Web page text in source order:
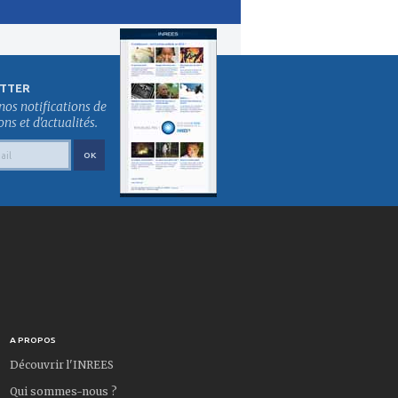
notifications de
et d'actualités.
A PROPOS
Découvrir l'INREES
Qui sommes-nous ?